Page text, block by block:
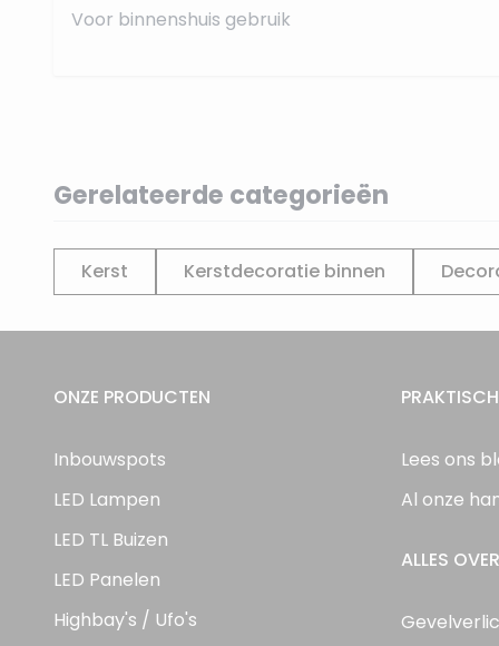
Voor binnenshuis gebruik
Gerelateerde categorieën
Kerst Kerstdecoratie binnen
ONZE PRODUCTEN
Inbouwspots
LED Lampen
LED TL Buizen
LED Panelen
Highbay's / Ufo's
Lees ons
Al onze
ALLES